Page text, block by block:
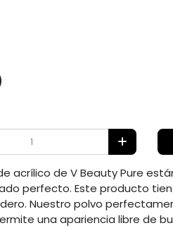
acrílico de V Beauty Pure
perfecto. Este producto
Nuestro polvo
una apariencia libre de